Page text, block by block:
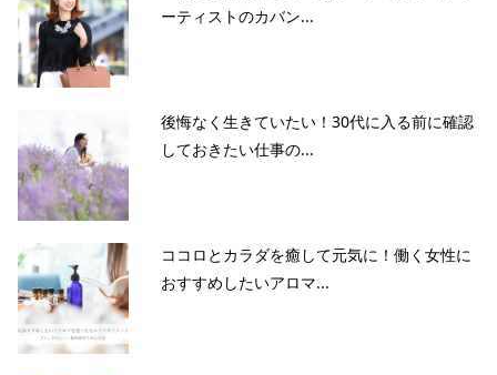
ーティストのカバン...
後悔なく生きていたい！30代に入る前に確認
しておきたい仕事の...
ココロとカラダを癒して元気に！働く女性に
おすすめしたいアロマ...